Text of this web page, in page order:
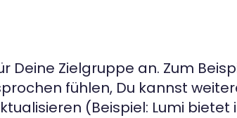
Deine Zielgruppe an. Zum
fühlen, Du kannst
(Beispiel: Lumi bietet